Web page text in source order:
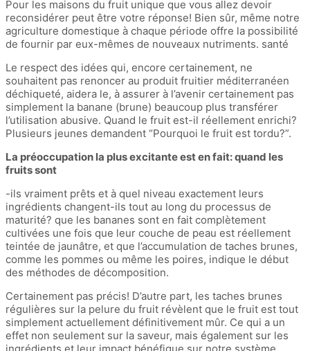
Pour les maisons du fruit unique que vous allez devoir
reconsidérer peut être votre réponse! Bien sûr, même notre
agriculture domestique à chaque période offre la possibilité
de fournir par eux-mêmes de nouveaux nutriments. santé
Le respect des idées qui, encore certainement, ne
souhaitent pas renoncer au produit fruitier méditerranéen
déchiqueté, aidera le, à assurer à l’avenir certainement pas
simplement la banane (brune) beaucoup plus transférer
l’utilisation abusive. Quand le fruit est-il réellement enrichi?
Plusieurs jeunes demandent “Pourquoi le fruit est tordu?”.
La préoccupation la plus excitante est en fait: quand les
fruits sont
-ils vraiment prêts et à quel niveau exactement leurs
ingrédients changent-ils tout au long du processus de
maturité? que les bananes sont en fait complètement
cultivées une fois que leur couche de peau est réellement
teintée de jaunâtre, et que l’accumulation de taches brunes,
comme les pommes ou même les poires, indique le début
des méthodes de décomposition.
Certainement pas précis! D’autre part, les taches brunes
régulières sur la pelure du fruit révèlent que le fruit est tout
simplement actuellement définitivement mûr. Ce qui a un
effet non seulement sur la saveur, mais également sur les
ingrédients et leur impact bénéfique sur notre système